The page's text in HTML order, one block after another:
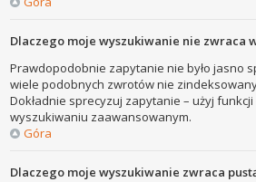
Dlaczego moje wyszukiwanie nie zwraca
Prawdopodobnie zapytanie nie było jasno
wiele podobnych zwrotów nie
Dokładnie sprecyzuj zapytanie – użyj
wyszukiwaniu zaawansowanym.
Góra
Dlaczego moje wyszukiwanie zwraca